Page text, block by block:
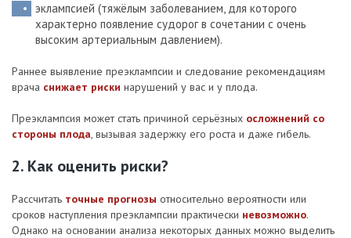
эклампсией (тяжёлым заболеванием, для которого
характерно появление судорог в сочетании с очень
высоким артериальным давлением).
Раннее выявление преэклампсии и следование рекомендациям
врача снижает риски нарушений у вас и у плода.
Преэклампсия может стать причиной серьёзных осложнений со
стороны плода, вызывая задержку его роста и даже гибель.
2. Как оценить риски?
Рассчитать точные прогнозы относительно вероятности или
сроков наступления преэклампсии практически невозможно.
Однако на основании анализа некоторых данных можно выделить